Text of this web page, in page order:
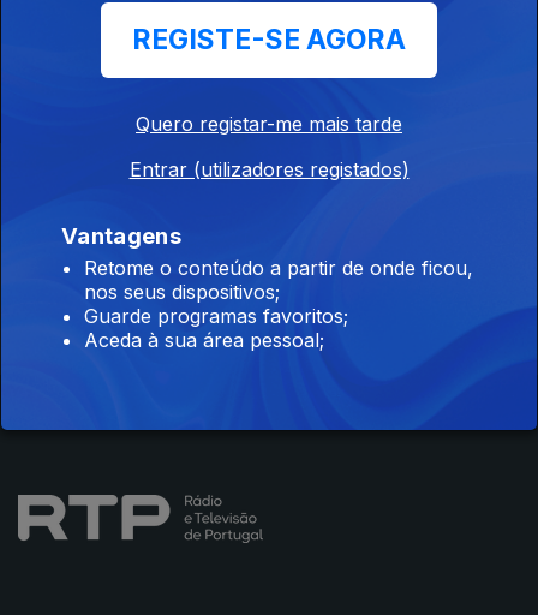
Instale a aplicaçãoRTP Play
Disponível para iOS, Android, Apple TV, Android TV e
CarPlay
REGISTE-SE AGORA
Quero registar-me mais tarde
Entrar (utilizadores registados)
Vantagens
Retome o conteúdo a partir de onde ficou,
nos seus dispositivos;
Guarde programas favoritos;
Aceda à sua área pessoal;